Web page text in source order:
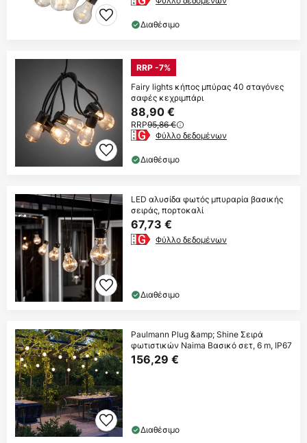
Διαθέσιμο
RRP -7%
Fairy lights κήπος μπύρας 40 σταγόνες
σαφές κεχριμπάρι
88,90 €
RRP95,86 €
Φύλλο δεδομένων
Διαθέσιμο
LED αλυσίδα φωτός μπυραρία βασικής
σειράς, πορτοκαλί
67,73 €
Φύλλο δεδομένων
Διαθέσιμο
Paulmann Plug &amp; Shine Σειρά
φωτιστικών Naima Βασικό σετ, 6 m, IP67
156,29 €
Διαθέσιμο